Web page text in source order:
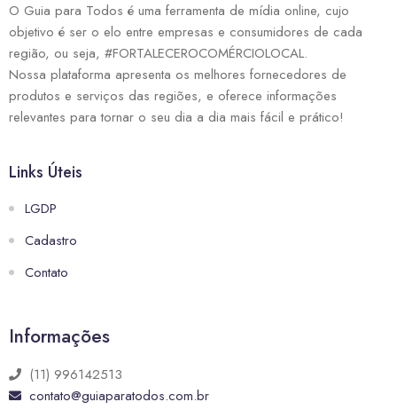
O Guia para Todos é uma ferramenta de mídia online, cujo
objetivo é ser o elo entre empresas e consumidores de cada
região, ou seja, #FORTALECEROCOMÉRCIOLOCAL.
Nossa plataforma apresenta os melhores fornecedores de
produtos e serviços das regiões, e oferece informações
relevantes para tornar o seu dia a dia mais fácil e prático!
Links Úteis
LGDP
Cadastro
Contato
Informações
(11) 996142513
contato@guiaparatodos.com.br